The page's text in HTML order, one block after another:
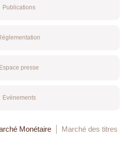
Publications
Espace presse
Evénements
Monétaire Marché des titres